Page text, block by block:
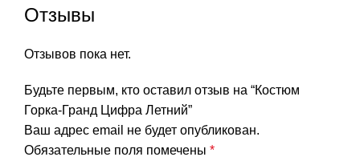
Отзывы
Отзывов пока нет.
Будьте первым, кто оставил отзыв на “Костюм
Горка-Гранд Цифра Летний”
Ваш адрес email не будет опубликован.
Обязательные поля помечены *